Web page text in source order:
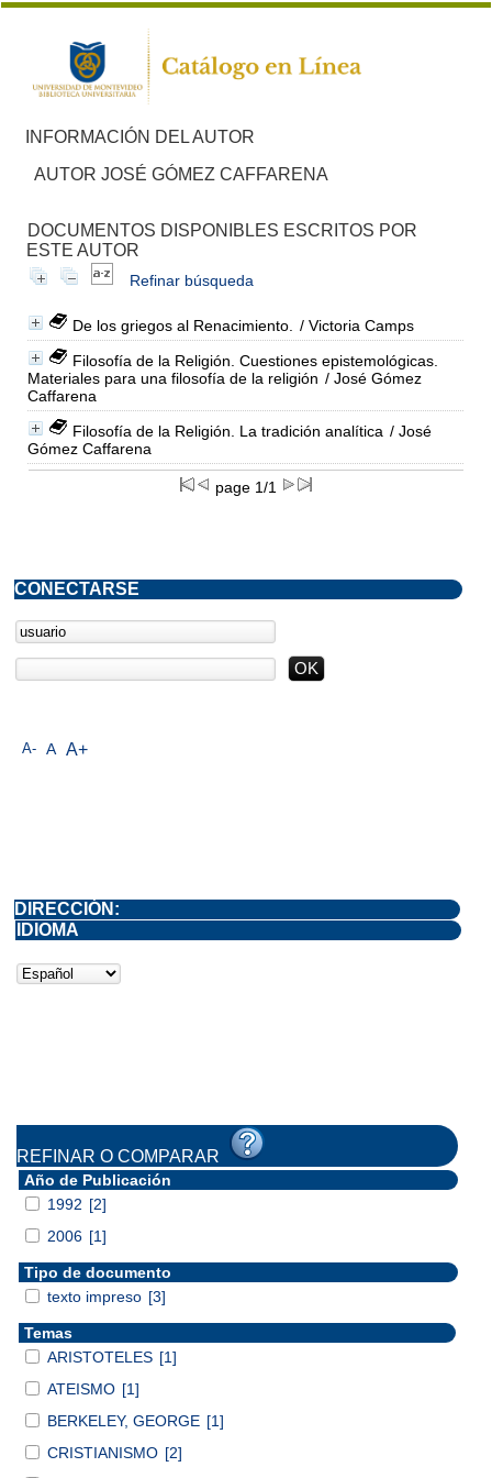
INFORMACIÓN DEL AUTOR
AUTOR JOSÉ GÓMEZ CAFFARENA
DOCUMENTOS DISPONIBLES ESCRITOS POR
ESTE AUTOR
Refinar búsqueda
De los griegos al Renacimiento.
/ Victoria Camps
Filosofía de la Religión. Cuestiones epistemológicas.
Materiales para una filosofía de la religión / José Gómez
Caffarena
Filosofía de la Religión. La tradición analítica / José
Gómez Caffarena
page 1/1
A- A A+
CONECTARSE
DIRECCIÓN:
IDIOMA
REFINAR O COMPARAR
Año de Publicación
1992 [2]
2006 [1]
Tipo de documento
texto impreso [3]
Temas
ARISTOTELES [1]
ATEISMO [1]
BERKELEY, GEORGE [1]
CRISTIANISMO [2]